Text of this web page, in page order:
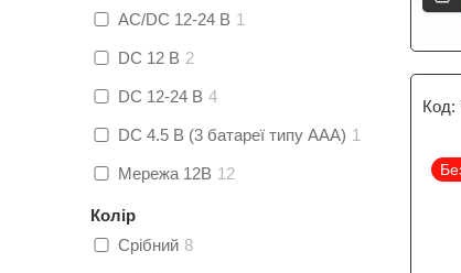
AC/DC 12-24 В 1
DC 12 В 2
DC 12-24 В 4
DC 4.5 В (3 батареї типу AAA) 1
Мережа 12В 12
Колір
Срібний 8